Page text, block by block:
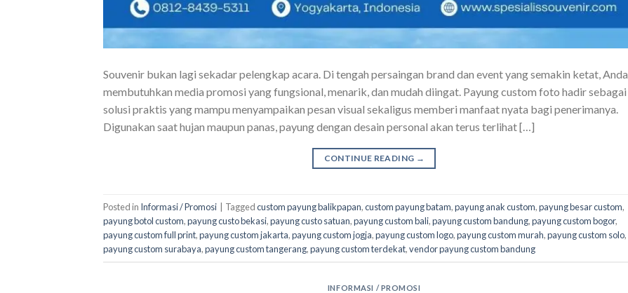
Souvenir bukan lagi sekadar pelengkap acara. Di tengah persaingan brand dan event yang semakin ketat, Anda
membutuhkan media promosi yang fungsional, menarik, dan mudah diingat. Payung custom foto hadir sebagai
solusi praktis yang mampu menyampaikan pesan visual sekaligus memberi manfaat nyata bagi penerimanya.
Digunakan saat hujan maupun panas, payung dengan desain personal akan terus terlihat […]
CONTINUE READING →
Posted in Informasi / Promosi Taggedcustom payung balikpapan,custom payung batam,payung anak custom,payung besar custom,
payung botol custom,payung custo bekasi,payung custo satuan,payung custom bali,payung custom bandung,payung custom bogor,
payung custom full print,payung custom jakarta,payung custom jogja,payung custom logo,payung custom murah,payung custom solo,
payung custom surabaya,payung custom tangerang,payung custom terdekat,vendor payung custom bandung
INFORMASI / PROMOSI